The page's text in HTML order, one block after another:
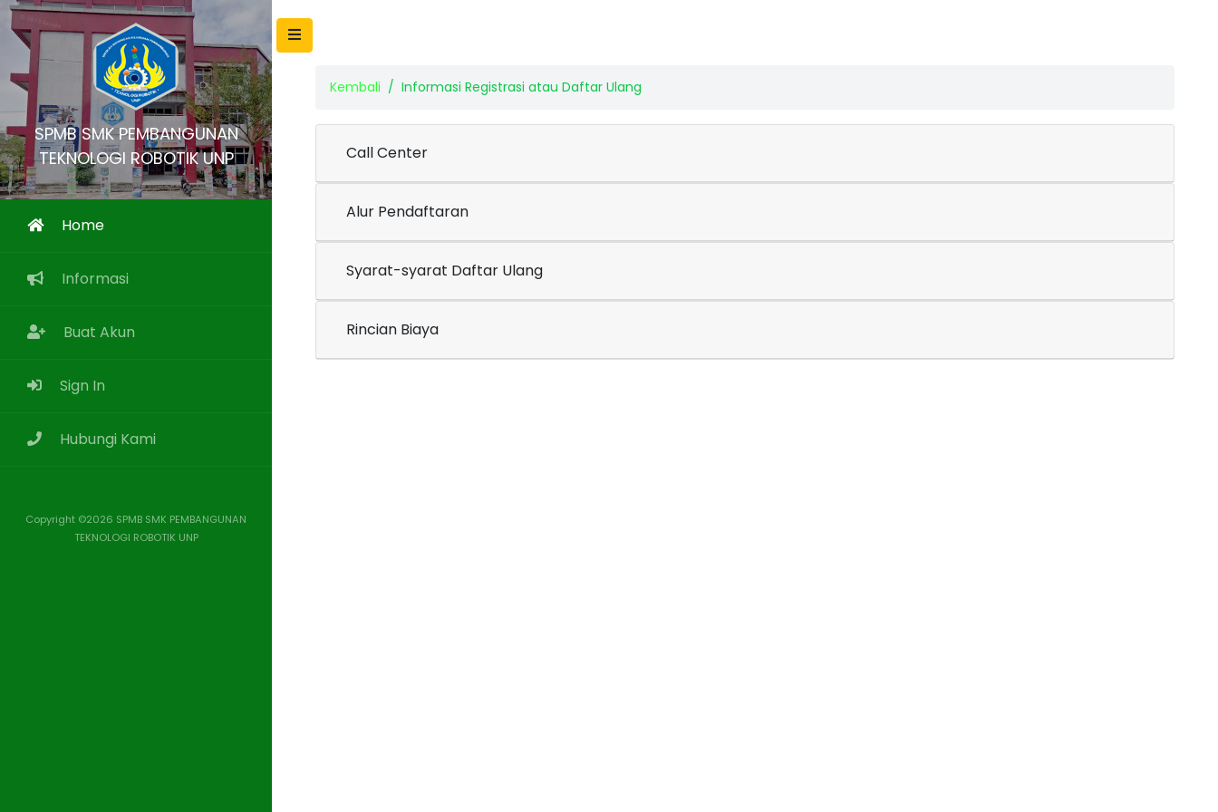
SPMB SMK PEMBANGUNAN
TEKNOLOGI ROBOTIK UNP
Home
Informasi
Buat Akun
Sign In
Hubungi Kami
Copyright ©2026 SPMB SMK PEMBANGUNAN
TEKNOLOGI ROBOTIK UNP
Kembali Informasi Registrasi atau Daftar Ulang
Call Center
Alur Pendaftaran
Syarat-syarat Daftar Ulang
Rincian Biaya